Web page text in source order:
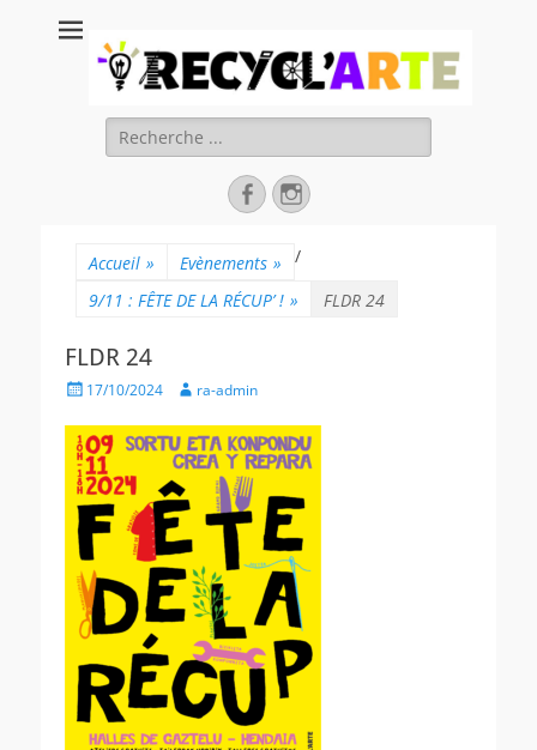
Recycl'Arte, faire
soi-même et
réduire les
déchets
Rechercher :
FacebookInstagram
Accueil » Evènements »
/
9/11 : FÊTE DE LA RÉCUP’ ! » FLDR 24
FLDR 24
Posted17/10/2024 Authorra-admin